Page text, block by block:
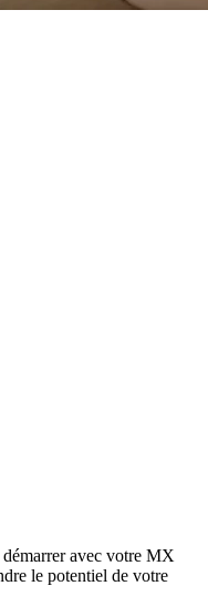
avec votre MX
le potentiel de votre